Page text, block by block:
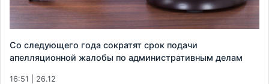
Со следующего года сократят срок подачи
апелляционной жалобы по административным делам
16:51 | 26.12